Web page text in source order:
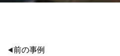
前の事例